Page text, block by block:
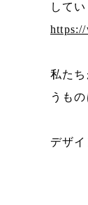
してい
私た
うも
デザ